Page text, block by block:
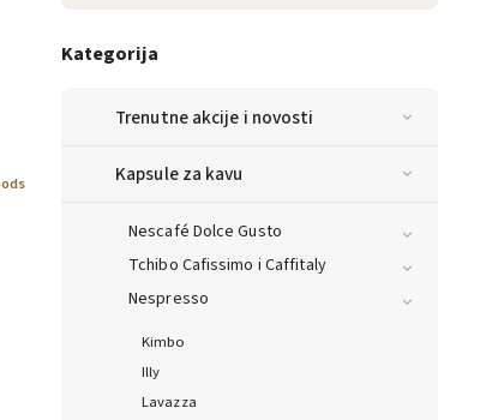
Kategorija
Trenutne akcije i novosti
Kapsule za kavu
Nescafé Dolce Gusto
Tchibo Cafissimo i Caffitaly
Nespresso
Kimbo
Illy
Lavazza